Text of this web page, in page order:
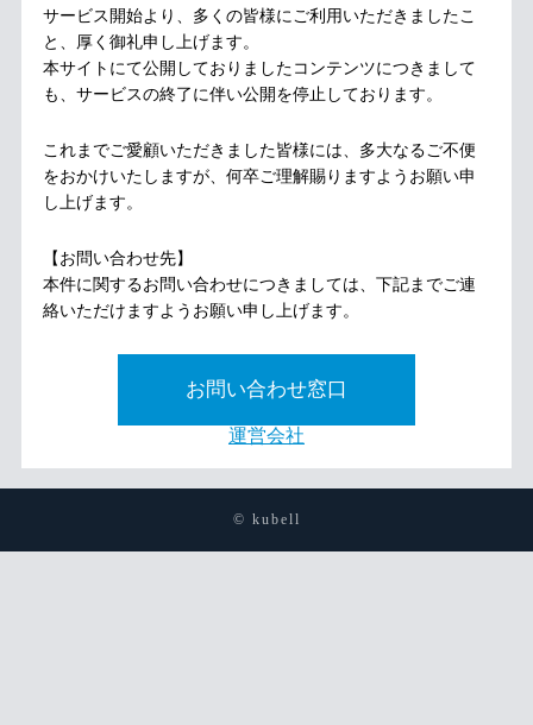
サービス開始より、多くの皆様にご利用いただきましたこ
と、厚く御礼申し上げます。
本サイトにて公開しておりましたコンテンツにつきまして
も、サービスの終了に伴い公開を停止しております。
これまでご愛顧いただきました皆様には、多大なるご不便
をおかけいたしますが、何卒ご理解賜りますようお願い申
し上げます。
【お問い合わせ先】
本件に関するお問い合わせにつきましては、下記までご連
絡いただけますようお願い申し上げます。
お問い合わせ窓口
運営会社
© kubell